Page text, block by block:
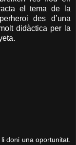
el tema de la
des d’una
didàctica per la
doni una oportunitat.